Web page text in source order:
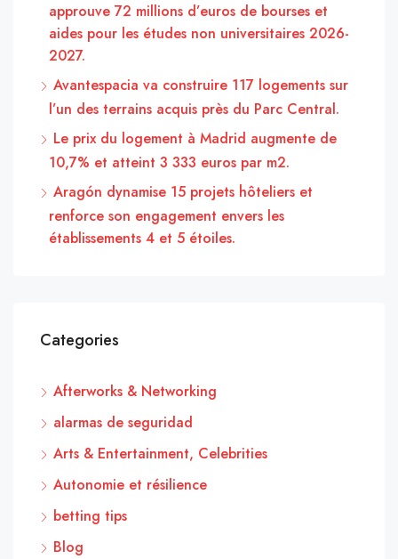
approuve 72 millions d’euros de bourses et
aides pour les études non universitaires 2026-
2027.
Avantespacia va construire 117 logements sur
l’un des terrains acquis près du Parc Central.
Le prix du logement à Madrid augmente de
10,7% et atteint 3 333 euros par m2.
Aragón dynamise 15 projets hôteliers et
renforce son engagement envers les
établissements 4 et 5 étoiles.
Categories
Afterworks & Networking
alarmas de seguridad
Arts & Entertainment, Celebrities
Autonomie et résilience
betting tips
Blog